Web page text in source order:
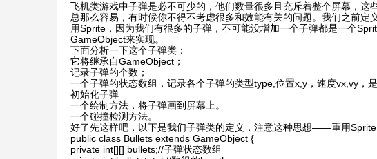
飞机类游戏中子弹是必不可少的，他们数量很多且充斥着整个屏幕，这
总那么容易，有时候你不得不考虑很多和效能有关的问题。我们之前
用Sprite，因为我们有很多的子弹，不可能没增加一个子弹都是一个
GameObject来实现。
下面分析一下这个子弹类：
它将继承自GameObject；
记录子弹的个数；
一个子弹的状态数组，记录各个子弹的类型type,位置x,y，速度vx,vy，是
初始化子弹
一个绘制方法，将子弹画到屏幕上。
一个碰撞检测方法。
好了先这样吧，以下是我们子弹类的定义，注意这种思想――重用Sprite
public class Bullets extends GameObject {
private int[][] bullets;//子弹状态数组